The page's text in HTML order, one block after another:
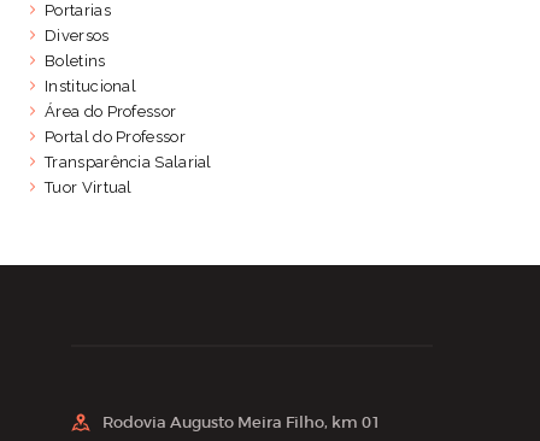
Portarias
Diversos
Boletins
Institucional
Área do Professor
Portal do Professor
Transparência Salarial
Tuor Virtual
Rodovia Augusto Meira Filho, km 01